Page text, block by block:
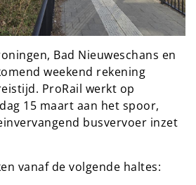
Bad Nieuweschans en
weekend rekening
ProRail werkt op
15 maart aan het spoor,
busvervoer inzet
vanaf de volgende haltes: